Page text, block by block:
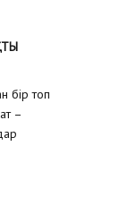
бір топ
–